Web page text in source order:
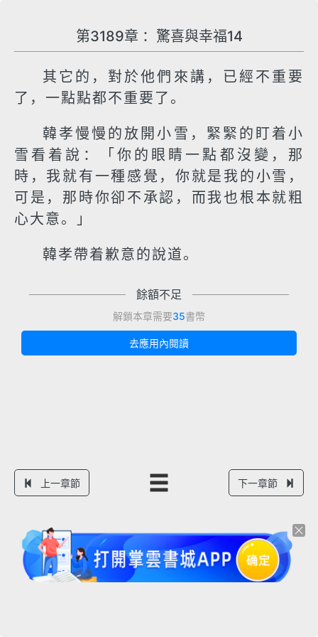
第3189章 ：驚喜與幸福14
其它的，對於他們來講，已經不重要
了，一點點都不重要了。
韓孝慢慢的放開小雪，緊緊的盯着小
雪看着說：「你的眼睛一點都沒變，那
時，我就有一種感覺，你就是我的小雪，
可是，那時你卻不承認，而我也根本就粗
心大意。」
韓孝帶着歉意的說道。
餘額不足
解鎖本章需要35書幣
去應用內閱讀
上一章節 下一章節